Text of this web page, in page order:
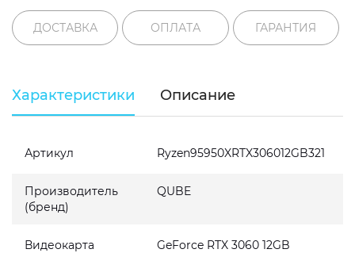
ДОСТАВКА ОПЛАТА ГАРАНТИЯ
Характеристики Описание
Артикул Ryzen95950XRTX306012GB321
Производитель
(бренд)
QUBE
Видеокарта GeForce RTX 3060 12GB